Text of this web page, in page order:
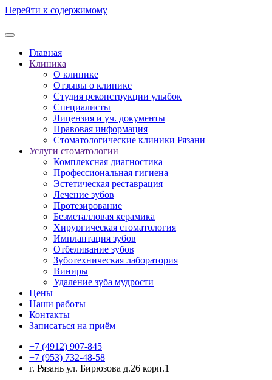
Перейти к содержимому
Главная
Клиника
О клинике
Отзывы о клинике
Студия реконструкции улыбок
Специалисты
Лицензия и уч. документы
Правовая информация
Стоматологические клиники Рязани
Услуги стоматологии
Комплексная диагностика
Профессиональная гигиена
Эстетическая реставрация
Лечение зубов
Протезирование
Безметалловая керамика
Хирургическая стоматология
Имплантация зубов
Отбеливание зубов
Зуботехническая лаборатория
Виниры
Удаление зуба мудрости
Цены
Наши работы
Контакты
Записаться на приём
+7 (4912) 907-845
+7 (953) 732-48-58
г. Рязань ул. Бирюзова д.26 корп.1